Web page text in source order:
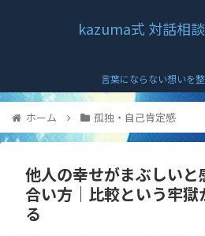
kazuma式 対話相談
言葉にならない想いを
ホーム 孤独・自己肯定感
他人の幸せがまぶしいと
合い方｜比較という牢獄
る